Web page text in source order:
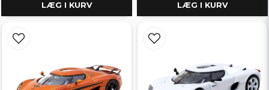
LÆG I KURV LÆG I KURV